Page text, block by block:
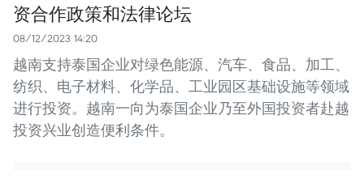
资合作政策和法律论坛
08/12/2023 14:20
越南支持泰国企业对绿色能源、汽车、食品、加工、
纺织、电子材料、化学品、工业园区基础设施等领域
进行投资。越南一向为泰国企业乃至外国投资者赴越
投资兴业创造便利条件。